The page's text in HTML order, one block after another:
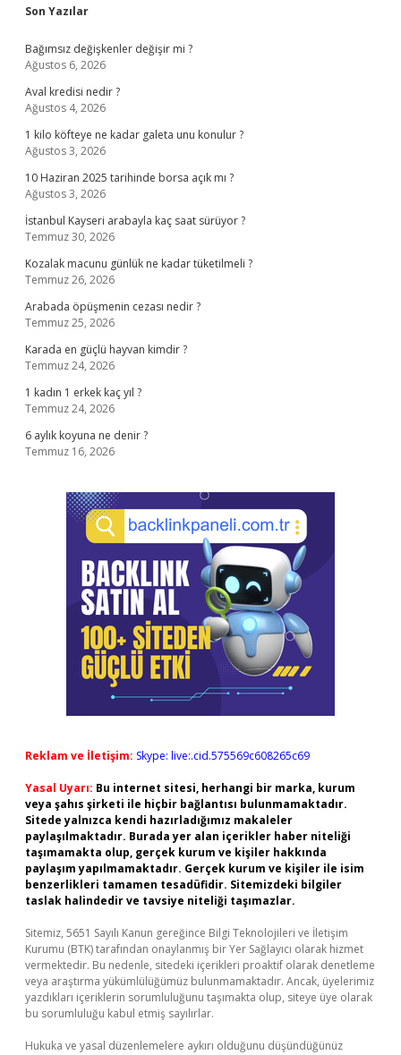
Sidebar
Son Yazılar
Bağımsız değişkenler değişir mi ?
Ağustos 6, 2026
Aval kredisi nedir ?
Ağustos 4, 2026
1 kilo köfteye ne kadar galeta unu konulur ?
Ağustos 3, 2026
10 Haziran 2025 tarihinde borsa açık mı ?
Ağustos 3, 2026
İstanbul Kayseri arabayla kaç saat sürüyor ?
Temmuz 30, 2026
Kozalak macunu günlük ne kadar tüketilmeli ?
Temmuz 26, 2026
Arabada öpüşmenin cezası nedir ?
Temmuz 25, 2026
Karada en güçlü hayvan kimdir ?
Temmuz 24, 2026
1 kadın 1 erkek kaç yıl ?
Temmuz 24, 2026
6 aylık koyuna ne denir ?
Temmuz 16, 2026
Reklam ve İletişim: Skype: live:.cid.575569c608265c69
Yasal Uyarı: Bu internet sitesi, herhangi bir marka, kurum
veya şahıs şirketi ile hiçbir bağlantısı bulunmamaktadır.
Sitede yalnızca kendi hazırladığımız makaleler
paylaşılmaktadır. Burada yer alan içerikler haber niteliği
taşımamakta olup, gerçek kurum ve kişiler hakkında
paylaşım yapılmamaktadır. Gerçek kurum ve kişiler ile isim
benzerlikleri tamamen tesadüfidir. Sitemizdeki bilgiler
taslak halindedir ve tavsiye niteliği taşımazlar.
Sitemiz, 5651 Sayılı Kanun gereğince Bilgi Teknolojileri ve İletişim
Kurumu (BTK) tarafından onaylanmış bir Yer Sağlayıcı olarak hizmet
vermektedir. Bu nedenle, sitedeki içerikleri proaktif olarak denetleme
veya araştırma yükümlülüğümüz bulunmamaktadır. Ancak, üyelerimiz
yazdıkları içeriklerin sorumluluğunu taşımakta olup, siteye üye olarak
bu sorumluluğu kabul etmiş sayılırlar.
Hukuka ve yasal düzenlemelere aykırı olduğunu düşündüğünüz